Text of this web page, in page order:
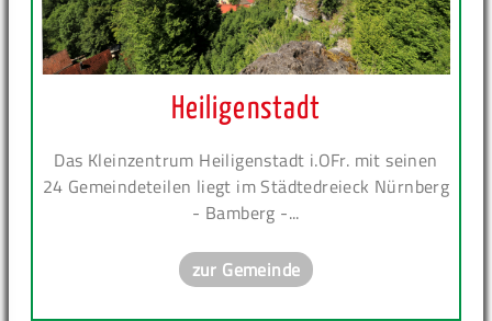
Heiligenstadt
Das Kleinzentrum Heiligenstadt i.OFr. mit seinen
24 Gemeindeteilen liegt im Städtedreieck Nürnberg
- Bamberg -...
zur Gemeinde